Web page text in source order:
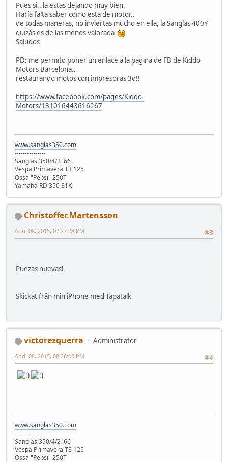
Pues si.. la estas dejando muy bien.
Haría falta saber como esta de motor..
de todas maneras, no inviertas mucho en ella, la Sanglas 400Y
quizás es de las menos valorada
Saludos
PD: me permito poner un enlace a la pagina de FB de Kiddo
Motors Barcelona..
restaurando motos con impresoras 3d!!
https://www.facebook.com/pages/Kiddo-
Motors/131016443616267
www.sanglas350.com
---------------
Sanglas 350/4/2 '66
Vespa Primavera T3 125
Ossa "Pepsi" 250T
Yamaha RD 350 31K
Christoffer.Martensson
#3
Abril 08, 2015, 07:27:28 PM
Puezas nuevas!
Skickat från min iPhone med Tapatalk
victorezquerra
Administrator
#4
Abril 08, 2015, 08:26:00 PM
www.sanglas350.com
---------------
Sanglas 350/4/2 '66
Vespa Primavera T3 125
Ossa "Pepsi" 250T